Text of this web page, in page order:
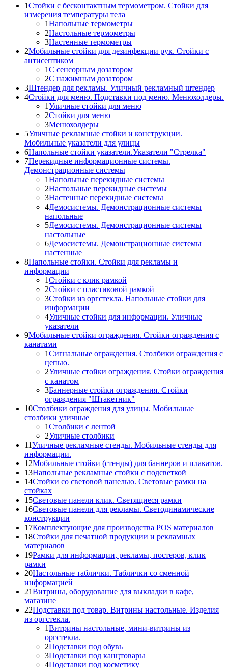
1Стойки с бесконтактным термометром. Стойки для
измерения температуры тела
1Напольные термометры
2Настольные термометры
3Настенные термометры
2Мобильные стойки для дезинфекции рук. Стойки с
антисептиком
1С сенсорным дозатором
2С нажимным дозатором
3Штендер для рекламы. Уличный рекламный штендер
4Стойки для меню. Подставки под меню. Менюхолдеры.
1Уличные стойки для меню
2Стойки для меню
3Менюхолдеры
5Уличные рекламные стойки и конструкции.
Мобильные указатели для улицы
6Напольные стойки указатели.Указатели "Стрелка"
7Перекидные информационные системы.
Демонстрационные системы
1Напольные перекидные системы
2Настольные перекидные системы
3Настенные перекидные системы
4Демосистемы. Демонстрационные системы
напольные
5Демосистемы. Демонстрационные системы
настольные
6Демосистемы. Демонстрационные системы
настенные
8Напольные стойки. Стойки для рекламы и
информации
1Стойки с клик рамкой
2Стойки с пластиковой рамкой
3Стойки из оргстекла. Напольные стойки для
информации
4Уличные стойки для информации. Уличные
указатели
9Мобильные стойки ограждения. Стойки ограждения с
канатами
1Сигнальные ограждения. Столбики ограждения с
цепью.
2Уличные стойки ограждения. Стойки ограждения
с канатом
3Баннерные стойки ограждения. Стойки
ограждения "Штакетник"
10Столбики ограждения для улицы. Мобильные
столбики уличные
1Столбики с лентой
2Уличные столбики
11Уличные рекламные стенды. Мобильные стенды для
информации.
12Мобильные стойки (стенды) для баннеров и плакатов.
13Напольные рекламные стойки с подсветкой
14Стойки со световой панелью. Световые рамки на
стойках
15Световые панели клик. Светящиеся рамки
16Световые панели для рекламы. Светодинамические
конструкции
17Комплектующие для производства POS материалов
18Стойки для печатной продукции и рекламных
материалов
19Рамки для информации, рекламы, постеров, клик
рамки
20Настольные таблички. Таблички со сменной
информацией
21Витрины, оборудование для выкладки в кафе,
магазине
22Подставки под товар. Витрины настольные. Изделия
из оргстекла.
1Витрины настольные, мини-витрины из
оргстекла.
2Подставки под обувь
3Подставки под канцтовары
4Подставки под косметику